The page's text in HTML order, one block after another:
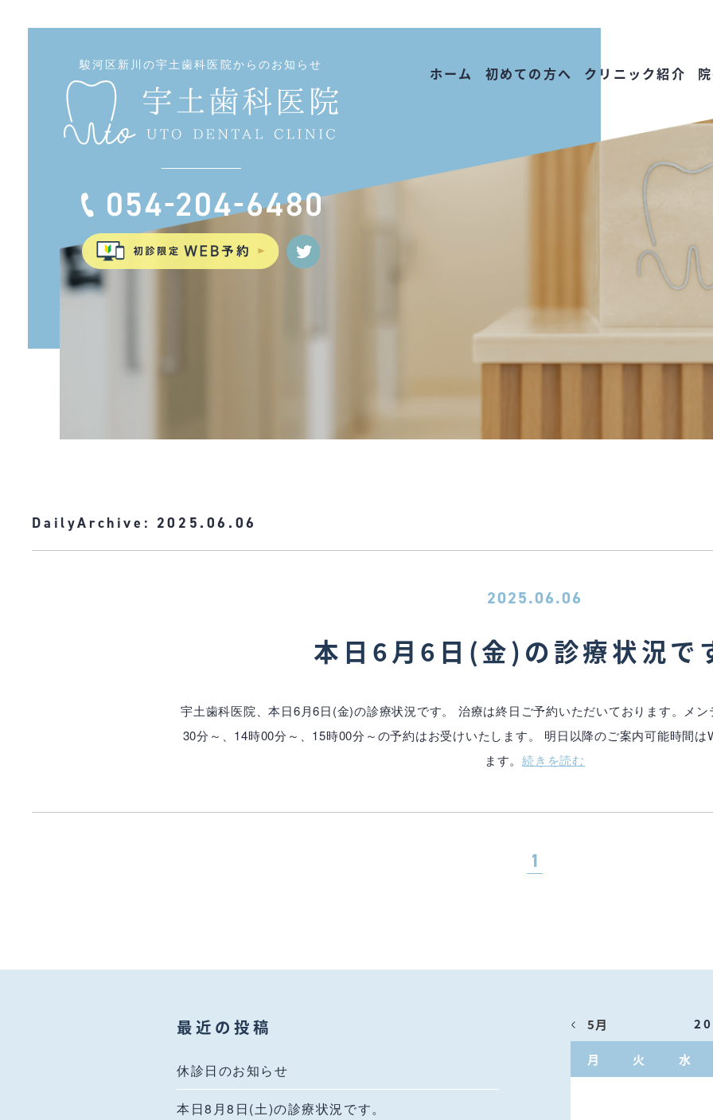
駿河区新川の宇土歯科医院からのお知らせ ホーム 初めての方へ クリニック紹介
DailyArchive: 2025.06.06
2025.06.06
本日6月6日(金)の診療状況で
宇土歯科医院、本日6月6日(金)の診療状況です。 治療は終日ご予約いただいております。メ
30分～、14時00分～、15時00分～の予約はお受けいたします。 明日以降のご案内可能時間
ます。続きを読む
1
最近の投稿
休診日のお知らせ
本日8月8日(土)の診療状況です。
月 火 水
5月